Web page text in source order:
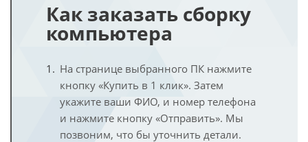
Как заказать сборку
компьютера
На странице выбранного ПК нажмите
кнопку «Купить в 1 клик». Затем
укажите ваши ФИО, и номер телефона
и нажмите кнопку «Отправить». Мы
позвоним, что бы уточнить детали.